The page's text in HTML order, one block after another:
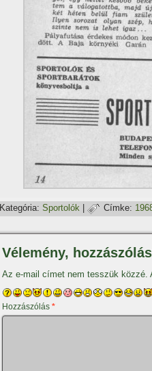
Kategória: Sportolók Címke:
Vélemény,
Az e-mail címet nem tesszük közzé.
Hozzászólás *